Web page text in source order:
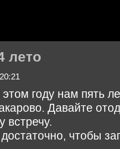
лето
году нам пять
Давайте
встречу.
чтобы